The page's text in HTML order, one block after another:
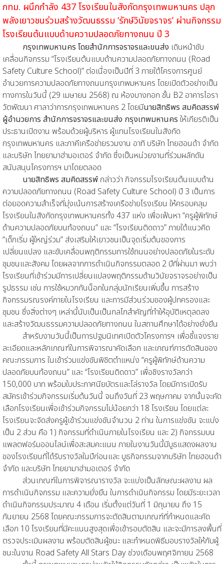
กทม. ผนึกกำลัง 437 โรงเรียนในสังกัดกรุงเทพมหานคร ปลุก
พลังเยาวชนร่วมสร้างวัฒนธรรม ‘รักษ์วินัยจราจร’ ผ่านกิจกรรม
โรงเรียนต้นแบบด้านความปลอดภัยทางถนน ปี 3
กรุงเทพมหานคร โดยสำนักการจราจรและขนส่ง เดินหน้าขับ
เคลื่อนกิจกรรม “โรงเรียนต้นแบบด้านความปลอดภัยทางถนน (Road
Safety Culture School)” ต่อเนื่องเป็นปีที่ 3 ภายใต้โครงการศูนย์
อำนวยการความปลอดภัยทางถนนกรุงเทพมหานคร โดยเปิดตัวอย่างเป็น
ทางการในวันนี้ (29 เมษายน 2568) ณ ห้องบางกอก ชั้น B2 อาคารไอรา
วัตพัฒนา ศาลาว่าการกรุงเทพมหานคร 2 โดยมีนายสิทธิพร สมคิดสรรพ์
ผู้อำนวยการ สำนักการจราจรและขนส่ง กรุงเทพมหานคร ให้เกียรติเป็น
ประธานเปิดงาน พร้อมด้วยผู้บริหาร ผู้แทนโรงเรียนในสังกัด
กรุงเทพมหานคร และภาคีเครือข่ายรวมงาน อาทิ บริษัท ไทยฮอนด้า จำกัด
และบริษัท ไทยยามาฮ่ามอเตอร์ จำกัด ซึ่งเป็นหน่วยงานที่ร่วมผลักดัน
สนับสนุนโครงการฯ มาโดยตลอด
นายสิทธิพร สมคิดสรรพ์ กล่าวว่า กิจกรรมโรงเรียนต้นแบบด้าน
ความปลอดภัยทางถนน (Road Safety Culture School) ปี 3 เป็นการ
ต่อยอดความสำเร็จที่มุ่งเน้นการสร้างเครือข่ายโรงเรียน ให้ครอบคลุม
โรงเรียนในสังกัดกรุงเทพมหานครทั้ง 437 แห่ง เพื่อเฟ้นหา “ครูผู้พิทักษ์
ด้านความปลอดภัยบนท้องถนน” และ “โรงเรียนติดดาว” ภายใต้แนวคิด
“เด็กเริ่ม ผู้ใหญ่ร่วม” ส่งเสริมให้เยาวชนเป็นจุดเริ่มต้นของการ
เปลี่ยนแปลง และขับเคลื่อนพฤติกรรมการใช้ถนนอย่างปลอดภัยในระดับ
ชุมชนและสังคม โดยผลจากการดำเนินกิจกรรมตลอด 2 ปีที่ผ่านมา พบว่า
โรงเรียนที่เข้าร่วมมีการเปลี่ยนแปลงพฤติกรรมด้านวินัยจราจรอย่างเป็น
รูปธรรม เช่น การใช้หมวกกันน็อกในกลุ่มนักเรียนเพิ่มขึ้น การสร้าง
กิจกรรมรณรงค์ภายในโรงเรียน และการมีส่วนร่วมของผู้ปกครองและ
ชุมชน ซึ่งสิ่งต่างๆ เหล่านี้นับเป็นเป็นกลไกสำคัญที่ทำให้อุบัติเหตุลดลง
และสร้างวัฒนธรรมความปลอดภัยทางถนน ในสถานศึกษาได้อย่างยั่งยืน
สำหรับงานวันนี้เป็นการปฐมนิเทศเปิดตัวโครงการฯ เพื่อชี้แจงราย
ละเอียดและหลักเกณฑ์ในการพิจารณาคัดเลือก และเกณฑ์การตัดสินของ
คณะกรรมการ ในเข้าร่วมแข่งขันพิชิตตำแหน่ง “ครูผู้พิทักษ์ด้านความ
ปลอดภัยบนท้องถนน” และ “โรงเรียนติดดาว” เพื่อชิงรางวัลกว่า
150,000 บาท พร้อมใบประกาศนียบัตรและโล่รางวัล โดยมีการเปิดรับ
สมัครเข้าร่วมกิจกรรมเริ่มต้นวันนี้ จนถึงวันที่ 23 พฤษภาคม จากนั้นจะคัด
เลือกโรงเรียนเพื่อเข้าร่วมกิจกรรมไม่น้อยกว่า 18 โรงเรียน โดยแต่ละ
โรงเรียนจะจัดส่งครูผู้เข้าร่วมแข่งขันจำนวน 2 ท่าน ในการแข่งขัน จะแบ่ง
เป็น 2 ส่วน คือ 1) กิจกรรมที่ดำเนินภายในโรงเรียน และ 2) กิจกรรมบน
แพลตฟอร์มออนไลน์เพื่อสะสมคะแนน ภายในงานวันนี้มีบูธแสดงผลงาน
ของโรงเรียนที่ได้รับรางวัลในปีก่อนและ บูธกิจกรรมจากบริษัท ไทยฮอนด้า
จำกัด และบริษัท ไทยยามาฮ่ามอเตอร์ จำกัด
ส่วนเกณฑ์ในการพิจารณารางวัล จะแบ่งเป็นลักษณะผลงาน ผล
การดำเนินกิจกรรม และความยั่งยืน ในการดำเนินกิจกรรม โดยมีระยะเวลา
ดำเนินกิจกรรมประมาณ 4 เดือน เริ่มตั้งแต่วันที่ 1 มิถุนายน ถึง 15
กันยายน 2568 โดยคณะกรรมการจะตัดสินตามเกณฑ์ที่กำหนดและคัด
เลือก 10 โรงเรียนที่มีคะแนนสูงสุดเพื่อเข้ารอบตัดสิน และจะมีการลงพื้นที่
ตรวจประเมินผลงาน พร้อมตัดสินผู้ชนะ และกำหนดพิธีมอบรางวัลให้กับผู้
ชนะในงาน Road Safety All Stars Day ช่วงเดือนพฤศจิกายน 2568